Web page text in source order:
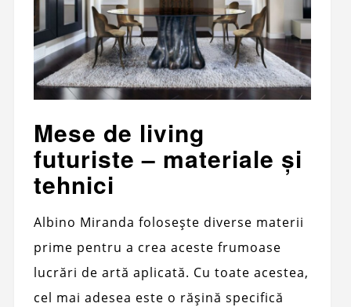
Mese de living
futuriste – materiale și
tehnici
Albino Miranda folosește diverse materii
prime pentru a crea aceste frumoase
lucrări de artă aplicată. Cu toate acestea,
cel mai adesea este o rășină specifică